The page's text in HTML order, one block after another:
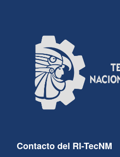
Contacto del RI-TecNM